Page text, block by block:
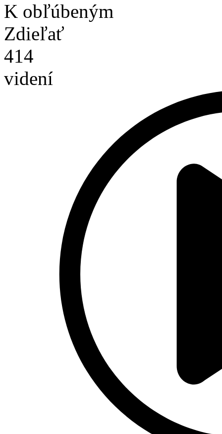
K obľúbeným
Zdieľať
414
videní